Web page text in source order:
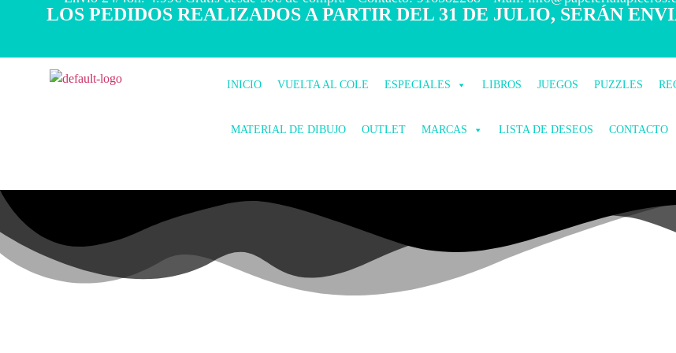
LOS PEDIDOS REALIZADOS A PARTIR DEL 31 DE JULIO, SERÁN
INICIO VUELTA AL COLE ESPECIALES LIBROS JUEGOS PUZZLES
MATERIAL DE DIBUJO OUTLET MARCAS LISTA DE DESEOS CONTACTO